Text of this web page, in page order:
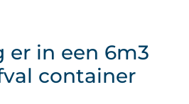
er in een 6m3
container